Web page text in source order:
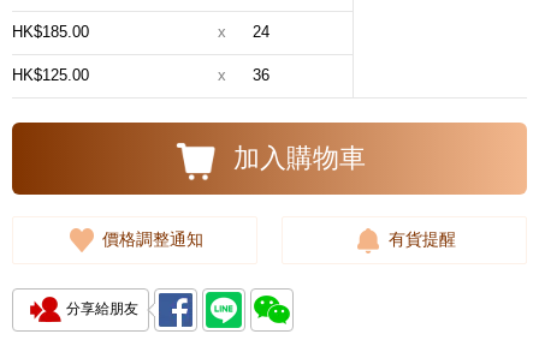
HK$185.00 x 24
HK$125.00 x 36
加入購物車
價格調整通知 有貨提醒
分享給朋友